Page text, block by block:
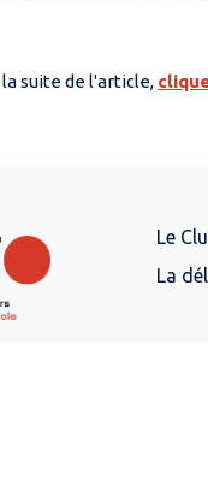
suite de l'article,
Le
La